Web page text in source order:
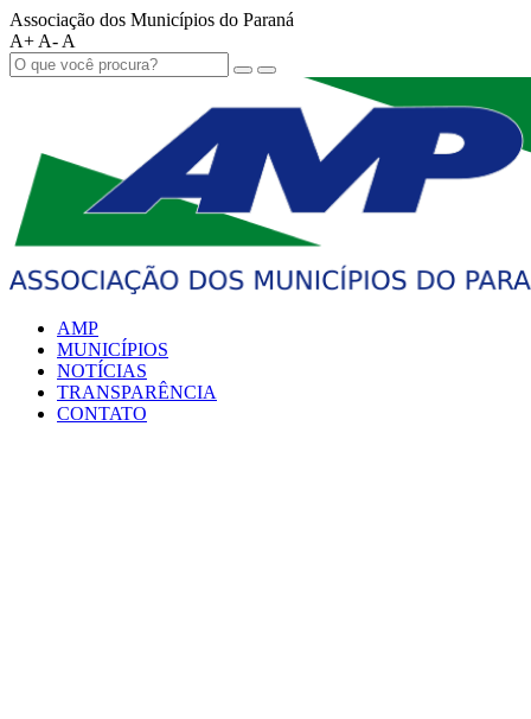
Associação dos Municípios do Paraná
A+ A- A
AMP
MUNICÍPIOS
NOTÍCIAS
TRANSPARÊNCIA
CONTATO